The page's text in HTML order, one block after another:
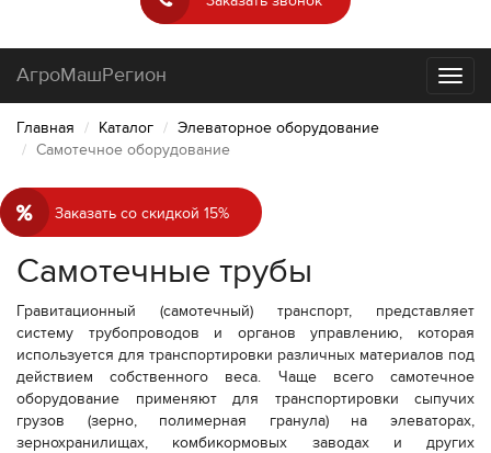
АгроМашРегион
Главная Каталог
Элеваторное оборудование
Самотечное оборудование
Заказать со скидкой 15%
Самотечные трубы
Гравитационный (самотечный) транспорт, представляет
систему трубопроводов и органов управлению, которая
используется для транспортировки различных материалов под
действием собственного веса. Чаще всего самотечное
оборудование применяют для транспортировки сыпучих
грузов (зерно, полимерная гранула) на элеваторах,
зернохранилищах, комбикормовых заводах и других